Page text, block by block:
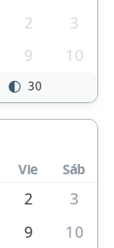
2
3
9 10
30
Vie Sáb
2
3
9
10